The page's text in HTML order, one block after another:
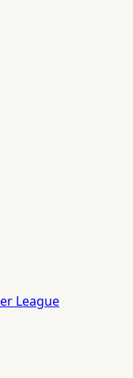
League